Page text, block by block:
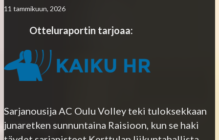
11 tammikuun, 2026
Otteluraportin tarjoaa:
Sarjanousija AC Oulu Volley teki tuloksekkaan
junaretken sunnuntaina Raisioon, kun se haki